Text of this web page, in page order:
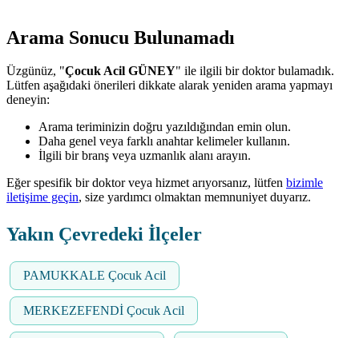
Arama Sonucu Bulunamadı
Üzgünüz, "Çocuk Acil GÜNEY" ile ilgili bir doktor bulamadık.
Lütfen aşağıdaki önerileri dikkate alarak yeniden arama yapmayı
deneyin:
Arama teriminizin doğru yazıldığından emin olun.
Daha genel veya farklı anahtar kelimeler kullanın.
İlgili bir branş veya uzmanlık alanı arayın.
Eğer spesifik bir doktor veya hizmet arıyorsanız, lütfen bizimle
iletişime geçin, size yardımcı olmaktan memnuniyet duyarız.
Yakın Çevredeki İlçeler
PAMUKKALE Çocuk Acil
MERKEZEFENDİ Çocuk Acil